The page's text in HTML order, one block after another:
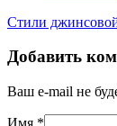
Стили
Добавить
Ваш e-mail не
Имя *